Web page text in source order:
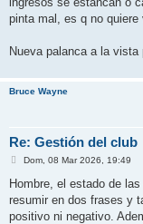
pinta mal, es q no quiere
Nueva palanca a la
Bruce Wayne
Re: Gestión del club
M
n
a
j
Dom, 08 Mar 2026, 19:49
Hombre, el estado de
resumir en dos frases y
positivo ni negativo.